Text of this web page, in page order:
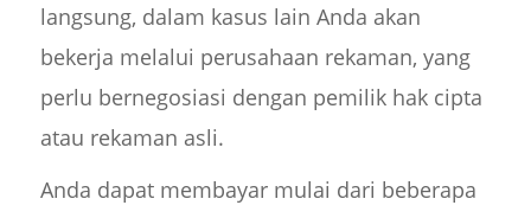
langsung, dalam kasus lain Anda akan
bekerja melalui perusahaan rekaman, yang
perlu bernegosiasi dengan pemilik hak cipta
atau rekaman asli.
Anda dapat membayar mulai dari beberapa